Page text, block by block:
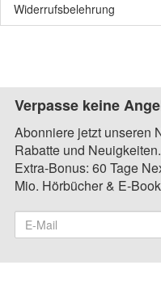
Widerrufsbelehrung
Verpasse keine
Abonniere jetzt unseren
Rabatte und Neuigkeiten.
Extra-Bonus: 60 Tage
Mio. Hörbücher & E-